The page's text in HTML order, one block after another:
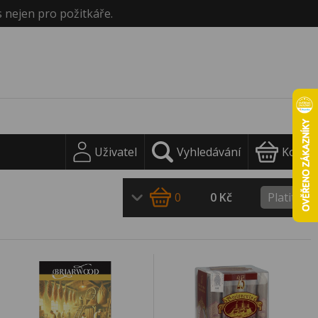
nejen pro požitkáře.
Uživatel Vyhledávání Košík
0 0 Kč Platit